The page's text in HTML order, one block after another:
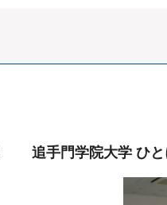
追手門学院大学 ひ